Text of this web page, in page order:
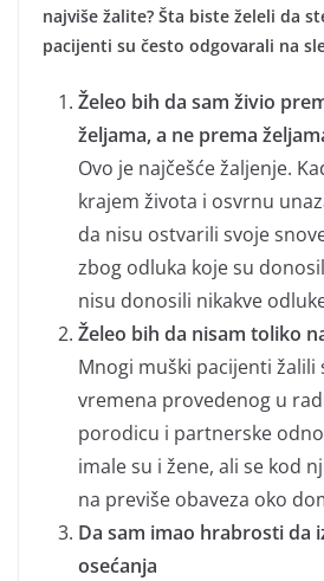
najviše žalite? Šta biste želeli da
pacijenti su često odgovarali na
Želeo bih da sam živio
željama, a ne prema
Ovo je najčešće žaljenje.
krajem života i osvrnu
da nisu ostvarili svoje
zbog odluka koje su
nisu donosili nikakve
Želeo bih da nisam toliko
Mnogi muški pacijenti žalili
vremena provedenog u
porodicu i partnerske
imale su i žene, ali se kod
na previše obaveza oko
Da sam imao hrabrosti da
osećanja